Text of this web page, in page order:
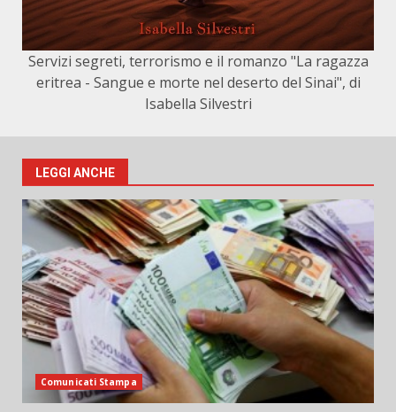
Servizi segreti, terrorismo e il romanzo "La ragazza
eritrea - Sangue e morte nel deserto del Sinai", di
Isabella Silvestri
LEGGI ANCHE
Comunicati Stampa